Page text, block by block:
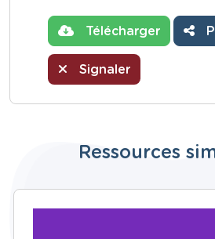
Télécharger
Signaler
Ressources